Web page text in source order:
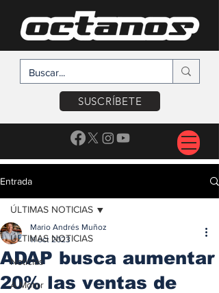
SUSCRÍBETE
Entrada
ÚLTIMAS NOTICIAS
Noticias
A Motor
ÚLTIMAS NOTICIAS
ADAP busca aumentar
20% las ventas de
Mario Andrés Muñoz
11 oct 2023